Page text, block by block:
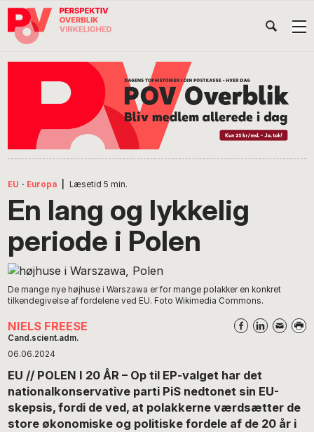
Gå
direkte
Skip
indhold
Gå
direkte
EU · Europa Læsetid 5 min.
En lang og lykkelig
periode i Polen
De mange nye højhuse i Warszawa er for mange polakker en konkret
tilkendegivelse af fordelene ved EU. Foto Wikimedia Commons.
NIELS FREESE
Cand.scient.adm.
06.06.2024
EU // POLEN I 20 ÅR – Op til EP-valget har det
nationalkonservative parti PiS nedtonet sin EU-
skepsis, fordi de ved, at polakkerne værdsætter de
store økonomiske og politiske fordele af de 20 år i